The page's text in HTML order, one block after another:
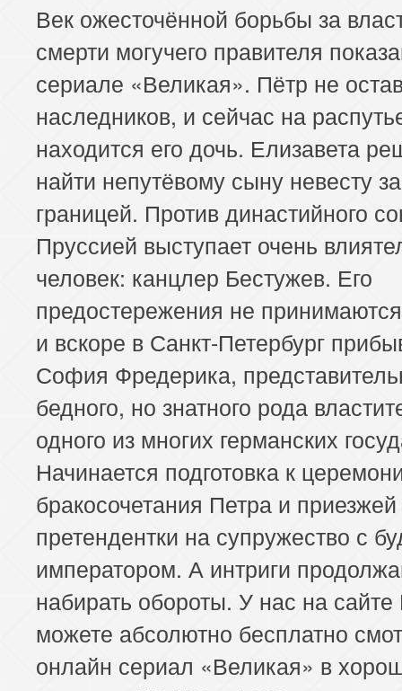
Век ожесточённой борьбы за
смерти могучего правителя
сериале «Великая». Пётр не
наследников, и сейчас на
находится его дочь. Елизавета
найти непутёвому сыну невесту за
границей. Против династийного
Пруссией выступает очень
человек: канцлер Бестужев. Его
предостережения не
и вскоре в Санкт-Петербург
София Фредерика,
бедного, но знатного рода
одного из многих германских
Начинается подготовка к
бракосочетания Петра и приезжей
претендентки на супружество с
императором. А интриги
набирать обороты. У нас на
можете абсолютно бесплатно
онлайн сериал «Великая» в